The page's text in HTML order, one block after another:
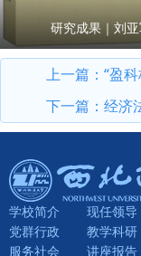
研究成果｜刘
上一篇： “盈科
下一篇： 经济法
学校简介 现任领导
党群行政
教学科研
服务社会
讲座报告